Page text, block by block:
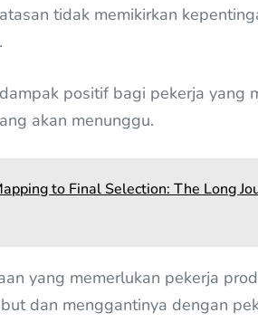
tidak memikirkan
positif bagi pekerja yang
akan menunggu.
to Final Selection: The Long
yang memerlukan pekerja
dan menggantinya dengan